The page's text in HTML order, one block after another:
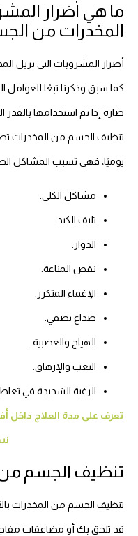
ما هي أضرار
المخدرات من
أضرار المشروبات التي تزيل
كما سبق وذكرنا تبعًا
ضارة إذا تم استخدامها
تنظيف الجسم من المخدرات
يوميًا، فهي تسبب المشاكل
مشاكل الكلى.
تليف الكبد.
الدوار.
نقص المناعة.
الإغماء المتكرر.
صداع نصفي.
الهياج والعصبية.
التعب والإرهاق.
الرغبة الشديدة في
تعرف على مدة العلاج
تنظيف الجسم من
تنظيف الجسم من المخدرات
قد تلحق بك أو مضاعفات